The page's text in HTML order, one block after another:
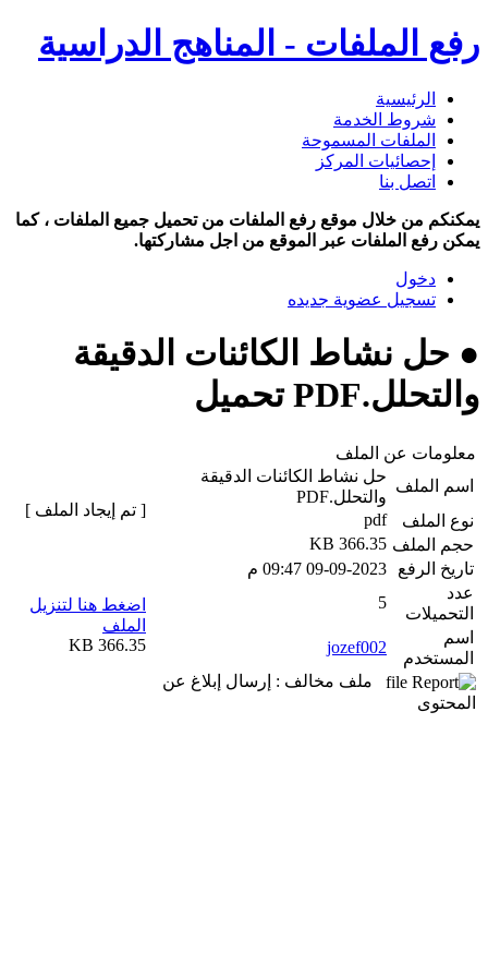
رفع الملفات - المناهج الدراسية
الرئيسية
شروط الخدمة
الملفات المسموحة
إحصائيات المركز
اتصل بنا
يمكنكم من خلال موقع رفع الملفات من تحميل جميع الملفات ، كما
يمكن رفع الملفات عبر الموقع من اجل مشاركتها.
دخول
تسجيل عضوية جديده
● حل نشاط الكائنات الدقيقة
والتحلل.PDF تحميل
معلومات عن الملف
اسم الملف
حل نشاط الكائنات الدقيقة
والتحلل.PDF
نوع الملف
pdf
حجم الملف 366.35 KB
تاريخ الرفع
09-09-2023 09:47 م
عدد
التحميلات
5
اسم
المستخدم
jozef002
ملف مخالف : إرسال إبلاغ عن
المحتوى
[ تم إيجاد الملف ]
اضغط هنا لتنزيل
الملف
366.35 KB